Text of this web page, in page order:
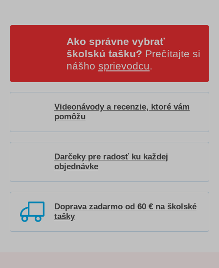
Ako správne vybrať
školskú tašku? Prečítajte si
nášho sprievodcu.
Videonávody a recenzie, ktoré vám
pomôžu
Darčeky pre radosť ku každej
objednávke
Doprava zadarmo od 60 € na školské
tašky